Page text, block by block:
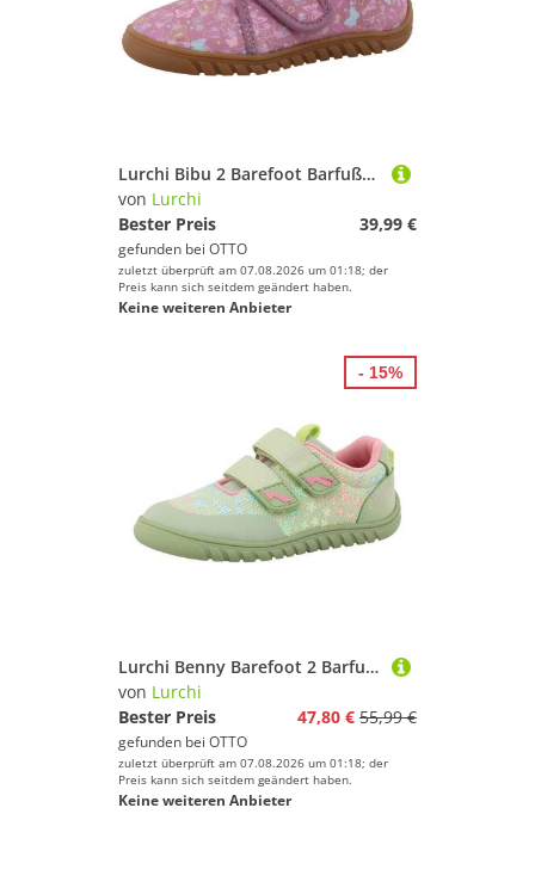
Lurchi Bibu 2 Barefoot Barfußschuh Klettschuh, Kinderschuh mit süßem Motiv, Größenschablone zum Download
von Lurchi
Bester Preis
39,99 €
gefunden bei OTTO
zuletzt überprüft am 07.08.2026 um 01:18; der
Preis kann sich seitdem geändert haben.
Keine weiteren Anbieter
Lurchi Benny Barefoot 2 Barfußschuh Outdoorschuh mit Klett, Größenschablone zum Download
von Lurchi
Bester Preis
47,80 € 55,99 €
gefunden bei OTTO
zuletzt überprüft am 07.08.2026 um 01:18; der
Preis kann sich seitdem geändert haben.
Keine weiteren Anbieter
- 15%